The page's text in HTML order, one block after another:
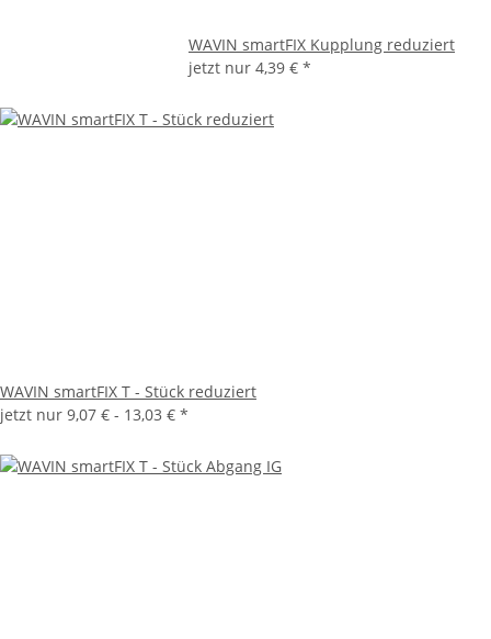
WAVIN smartFIX Kupplung reduziert
jetzt nur 4,39 € *
WAVIN smartFIX T - Stück reduziert
jetzt nur 9,07 € - 13,03 € *